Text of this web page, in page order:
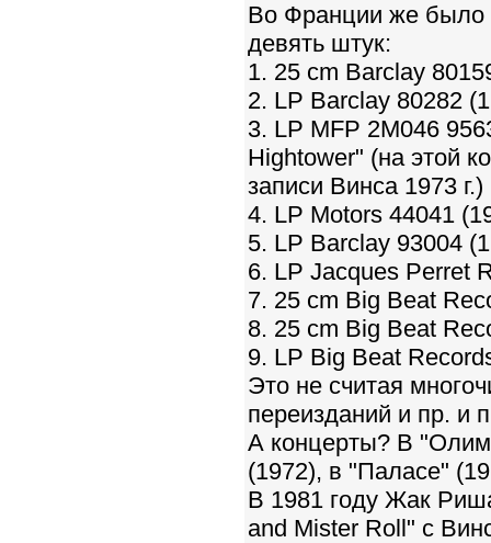
Во Франции же было
девять штук:
1. 25 cm Barclay
2. LP Barclay 80282
3. LP MFP 2M046
Hightower" (на этой
записи Винса 1973 г.)
4. LP Motors 44041
5. LP Barclay 93004
6. LP Jacques Perret
7. 25 cm Big Beat
8. 25 cm Big Beat
9. LP Big Beat
Это не считая
переизданий и пр. и
А концерты? В
(1972), в "Паласе"
В 1981 году Жак
and Mister Roll" с